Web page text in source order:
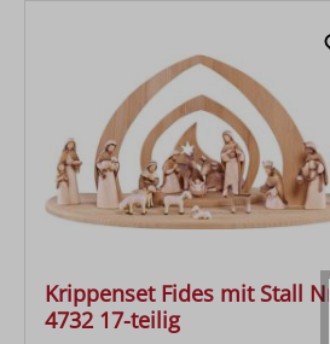
Krippenset Fides mit Stall Nr.
4732 17-teilig